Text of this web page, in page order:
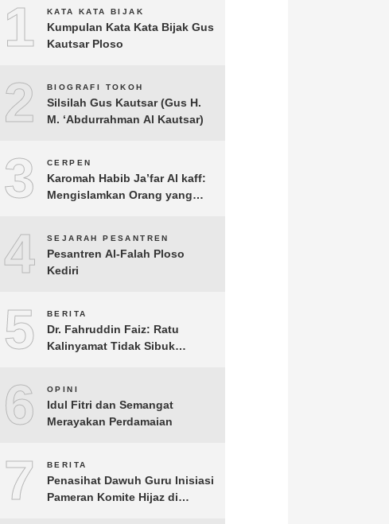
1 KATA KATA BIJAK
Kumpulan Kata Kata Bijak Gus
Kautsar Ploso
2 BIOGRAFI TOKOH
Silsilah Gus Kautsar (Gus H.
M. ‘Abdurrahman Al Kautsar)
3 CERPEN
Karomah Habib Ja’far Al kaff:
Mengislamkan Orang yang
4 SEJARAH PESANTREN
Pesantren Al-Falah Ploso
Kediri
5 BERITA
Dr. Fahruddin Faiz: Ratu
Kalinyamat Tidak Sibuk
Perekonomian Rakyatnya
6 OPINI
Idul Fitri dan Semangat
Merayakan Perdamaian
7 BERITA
Penasihat Dawuh Guru Inisiasi
Pameran Komite Hijaz di